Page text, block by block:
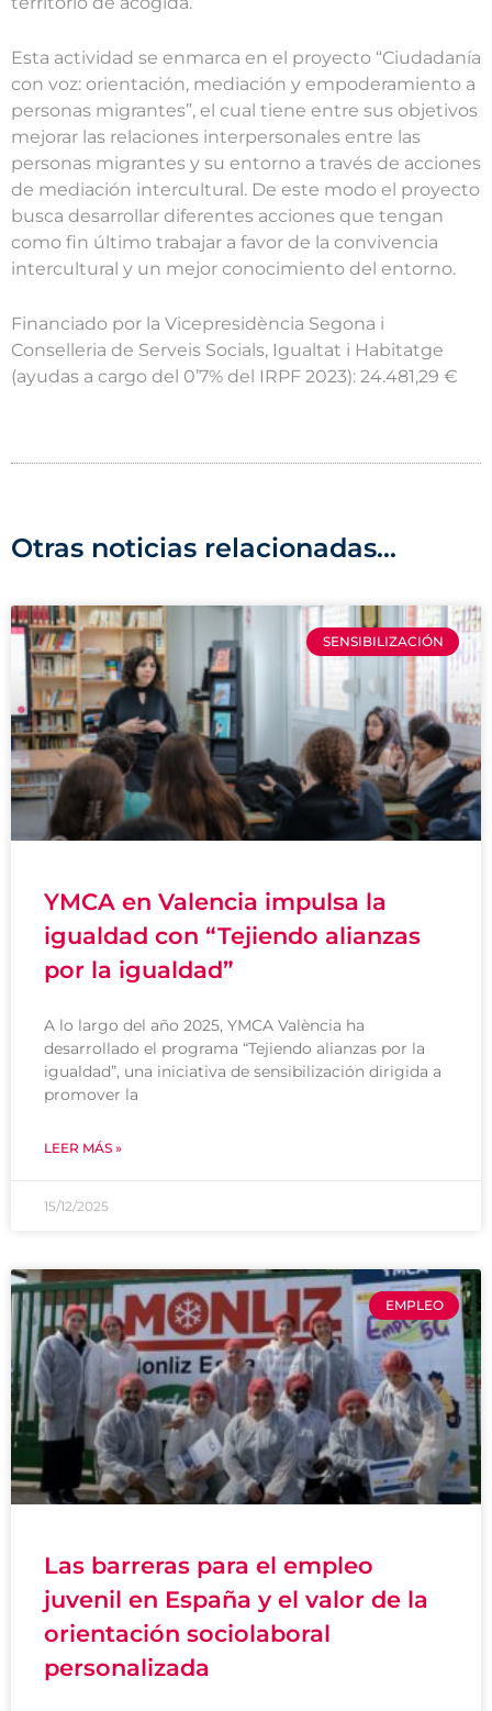
Esta actividad se enmarca en el proyecto “Ciudadanía
con voz: orientación, mediación y empoderamiento a
personas migrantes”, el cual tiene entre sus objetivos
mejorar las relaciones interpersonales entre las
personas migrantes y su entorno a través de acciones
de mediación intercultural. De este modo el proyecto
busca desarrollar diferentes acciones que tengan
como fin último trabajar a favor de la convivencia
intercultural y un mejor conocimiento del entorno.
Financiado por la Vicepresidència Segona i
Conselleria de Serveis Socials, Igualtat i Habitatge
(ayudas a cargo del 0’7% del IRPF 2023): 24.481,29 €
Otras noticias relacionadas...
SENSIBILIZACIÓN
YMCA en Valencia impulsa la
igualdad con “Tejiendo alianzas
por la igualdad”
A lo largo del año 2025, YMCA València ha
desarrollado el programa “Tejiendo alianzas por la
igualdad”, una iniciativa de sensibilización dirigida a
promover la
LEER MÁS »
15/12/2025
EMPLEO
Las barreras para el empleo
juvenil en España y el valor de la
orientación sociolaboral
personalizada